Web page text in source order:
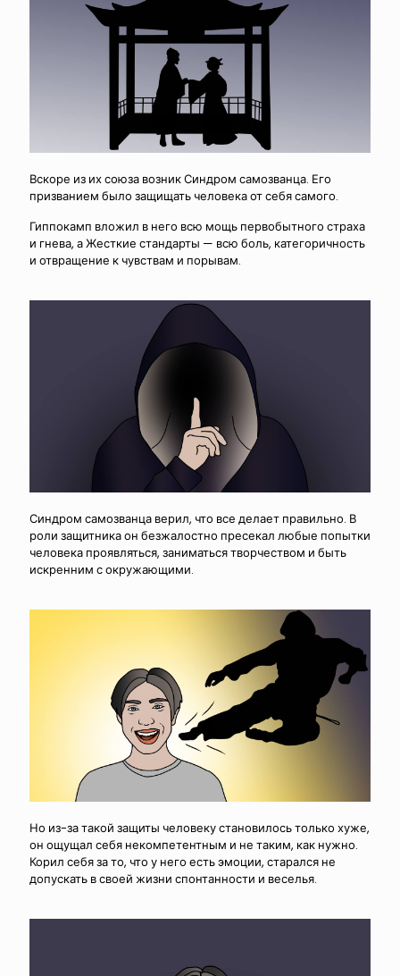
Вскоре из их союза возник Синдром самозванца. Его
призванием было защищать человека от себя самого.
Гиппокамп вложил в него всю мощь первобытного страха
и гнева, а Жесткие стандарты — всю боль, категоричность
и отвращение к чувствам и порывам.
Синдром самозванца верил, что все делает правильно. В
роли защитника он безжалостно пресекал любые попытки
человека проявляться, заниматься творчеством и быть
искренним с окружающими.
Но из-за такой защиты человеку становилось только хуже,
он ощущал себя некомпетентным и не таким, как нужно.
Корил себя за то, что у него есть эмоции, старался не
допускать в своей жизни спонтанности и веселья.